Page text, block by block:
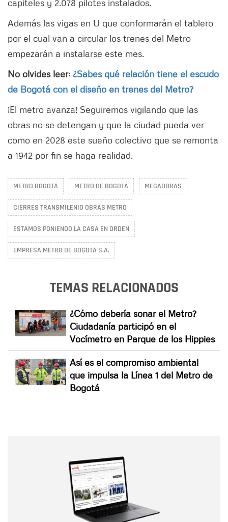
capiteles y 2.078 pilotes instalados.
Además las vigas en U que conformarán el tablero
por el cual van a circular los trenes del Metro
empezarán a instalarse este mes.
No olvides leer: ¿Sabes qué relación tiene el escudo
de Bogotá con el diseño en trenes del Metro?
¡El metro avanza! Seguiremos vigilando que las
obras no se detengan y que la ciudad pueda ver
como en 2028 este sueño colectivo que se remonta
a 1942 por fin se haga realidad.
METRO BOGOTÁ METRO DE BOGOTÁ MEGAOBRAS
CIERRES TRANSMILENIO OBRAS METRO
ESTAMOS PONIENDO LA CASA EN ORDEN
EMPRESA METRO DE BOGOTÁ S.A.
TEMAS RELACIONADOS
¿Cómo debería sonar el Metro?
Ciudadanía participó en el
Vocímetro en Parque de los Hippies
Así es el compromiso ambiental
que impulsa la Línea 1 del Metro de
Bogotá
Correo electrónico